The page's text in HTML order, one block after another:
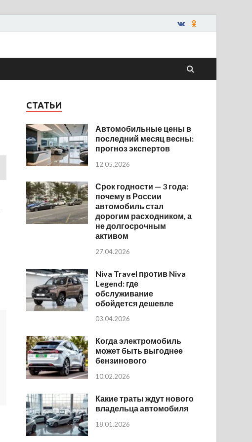
СТАТЬИ
Автомобильные цены в
последний месяц весны:
прогноз экспертов
12.05.2026
Срок годности — 3 года:
почему в России
автомобиль стал
дорогим расходником, а
не долгосрочным
активом
27.04.2026
Niva Travel против Niva
Legend: где
обслуживание
обойдется дешевле
03.04.2026
Когда электромобиль
может быть выгоднее
бензинового
10.02.2026
Какие траты ждут нового
владельца автомобиля
18.01.2026